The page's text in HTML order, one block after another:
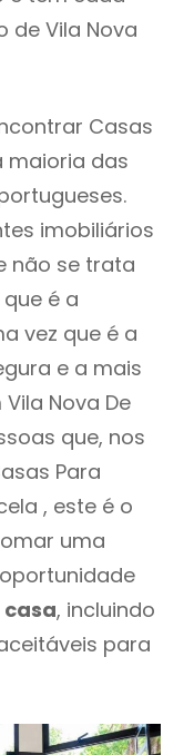
de Vila Nova
Casas
maioria das
imobiliários
não se trata
é a
vez que é a
e a mais
Nova De
que, nos
Para
, este é o
uma
, incluindo
para